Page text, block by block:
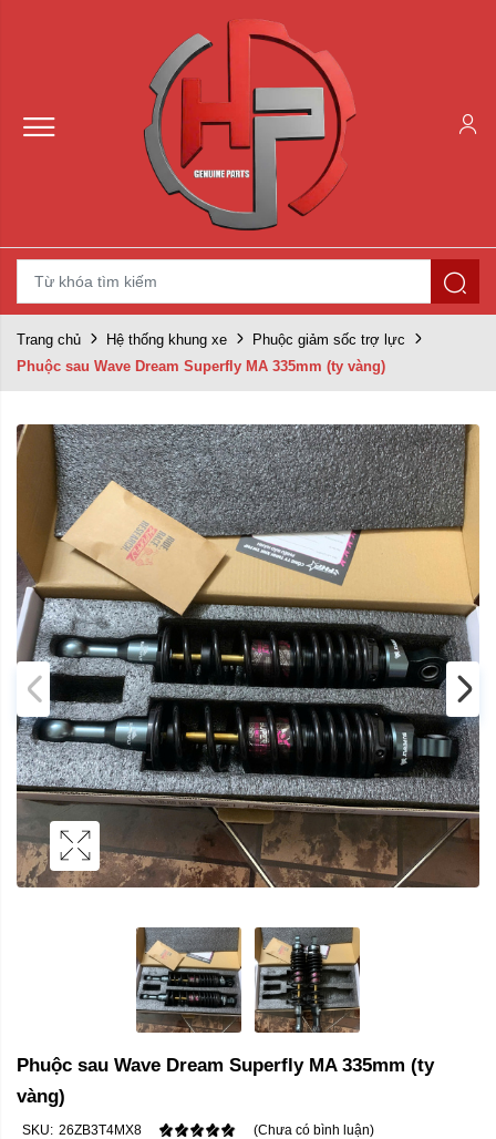
Trang chủ Hệ thống khung xe
Phuộc giảm sốc trợ lực
Phuộc sau Wave Dream Superfly MA 335mm (ty vàng)
Phuộc sau Wave Dream Superfly MA 335mm (ty
vàng)
SKU: 26ZB3T4MX8 (Chưa có bình luận)